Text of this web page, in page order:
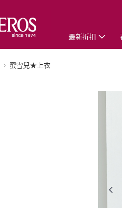
最新折扣
蜜雪兒★上衣